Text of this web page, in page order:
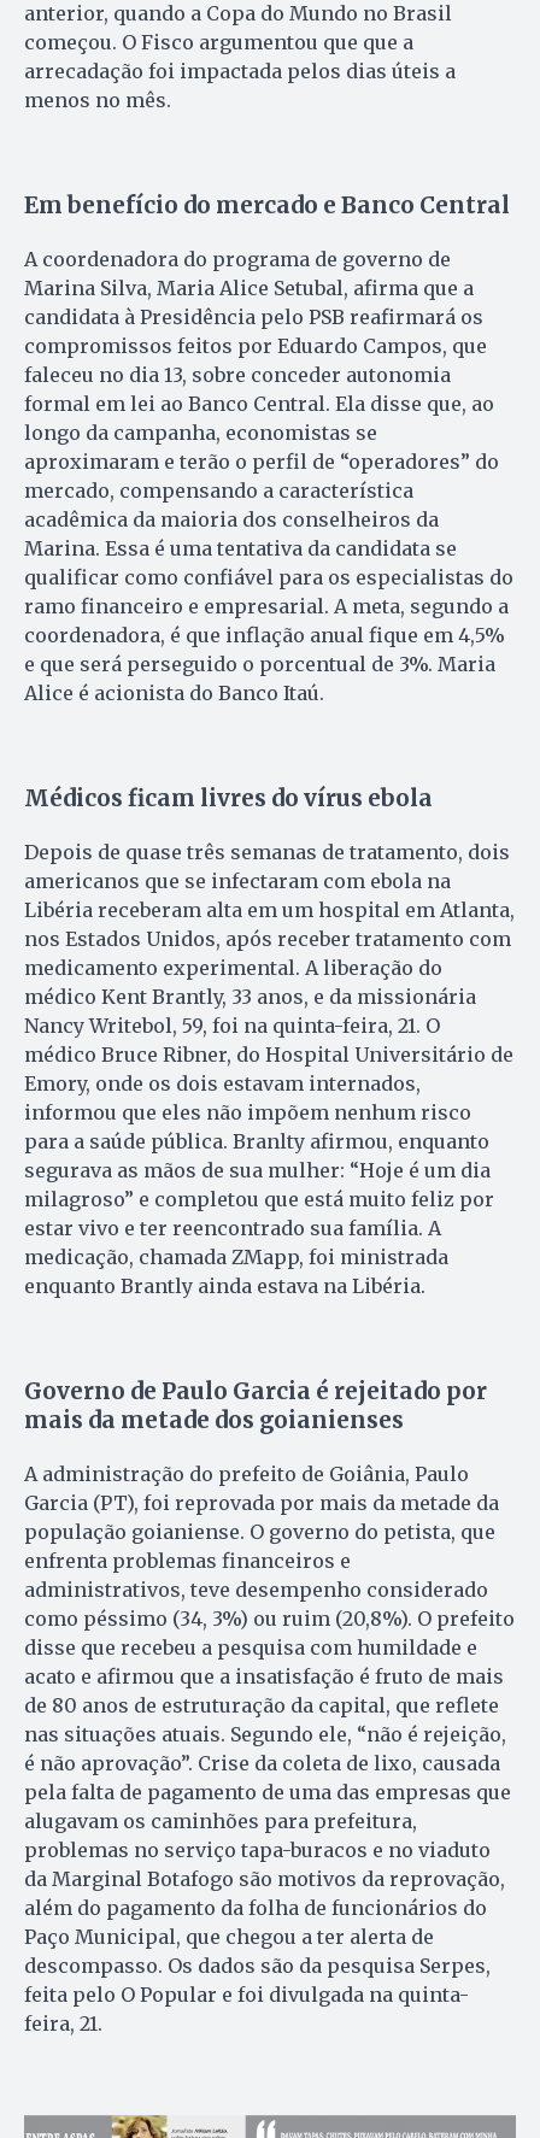
anterior, quando a Copa do Mundo no Brasil
começou. O Fisco argumentou que que a
arrecadação foi impactada pelos dias úteis a
menos no mês.
Em benefício do mercado e Banco Central
A coordenadora do programa de governo de
Marina Silva, Maria Alice Setubal, afirma que a
candidata à Presidência pelo PSB reafirmará os
compromissos feitos por Eduardo Campos, que
faleceu no dia 13, sobre conceder autonomia
formal em lei ao Banco Central. Ela disse que, ao
longo da campanha, economistas se
aproximaram e terão o perfil de “operadores” do
mercado, compensando a característica
acadêmica da maioria dos conselheiros da
Marina. Essa é uma tentativa da candidata se
qualificar como confiável para os especialistas do
ramo financeiro e empresarial. A meta, segundo a
coordenadora, é que inflação anual fique em 4,5%
e que será perseguido o porcentual de 3%. Maria
Alice é acionista do Banco Itaú.
Médicos ficam livres do vírus ebola
Depois de quase três semanas de tratamento, dois
americanos que se infectaram com ebola na
Libéria receberam alta em um hospital em Atlanta,
nos Estados Unidos, após receber tratamento com
medicamento experimental. A liberação do
médico Kent Brantly, 33 anos, e da missionária
Nancy Writebol, 59, foi na quinta-feira, 21. O
médico Bruce Ribner, do Hospital Universitário de
Emory, onde os dois estavam internados,
informou que eles não impõem nenhum risco
para a saúde pública. Branlty afirmou, enquanto
segurava as mãos de sua mulher: “Hoje é um dia
milagroso” e completou que está muito feliz por
estar vivo e ter reencontrado sua família. A
medicação, chamada ZMapp, foi ministrada
enquanto Brantly ainda estava na Libéria.
Governo de Paulo Garcia é rejeitado por
mais da metade dos goianienses
A administração do prefeito de Goiânia, Paulo
Garcia (PT), foi reprovada por mais da metade da
população goianiense. O governo do petista, que
enfrenta problemas financeiros e
administrativos, teve desempenho considerado
como péssimo (34, 3%) ou ruim (20,8%). O prefeito
disse que recebeu a pesquisa com humildade e
acato e afirmou que a insatisfação é fruto de mais
de 80 anos de estruturação da capital, que reflete
nas situações atuais. Segundo ele, “não é rejeição,
é não aprovação”. Crise da coleta de lixo, causada
pela falta de pagamento de uma das empresas que
alugavam os caminhões para prefeitura,
problemas no serviço tapa-buracos e no viaduto
da Marginal Botafogo são motivos da reprovação,
além do pagamento da folha de funcionários do
Paço Municipal, que chegou a ter alerta de
descompasso. Os dados são da pesquisa Serpes,
feita pelo O Popular e foi divulgada na quinta-
feira, 21.